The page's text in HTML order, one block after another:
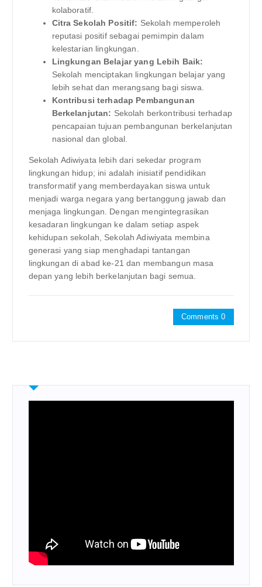
kolaboratif.
Citra Sekolah Positif: Sekolah memperoleh
reputasi positif sebagai pemimpin dalam
kelestarian lingkungan.
Lingkungan Belajar yang Lebih Baik:
Sekolah menciptakan lingkungan belajar yang
lebih sehat dan merangsang bagi siswa.
Kontribusi terhadap Pembangunan
Berkelanjutan: Sekolah berkontribusi terhadap
pencapaian tujuan pembangunan berkelanjutan
nasional dan global.
Sekolah Adiwiyata lebih dari sekedar program
lingkungan hidup; ini adalah inisiatif pendidikan
transformatif yang memberdayakan siswa untuk
menjadi warga negara yang bertanggung jawab dan
menjaga lingkungan. Dengan mengintegrasikan
kesadaran lingkungan ke dalam setiap aspek
kehidupan sekolah, Sekolah Adiwiyata membina
generasi yang siap menghadapi tantangan
lingkungan di abad ke-21 dan membangun masa
depan yang lebih berkelanjutan bagi semua.
Comments 0